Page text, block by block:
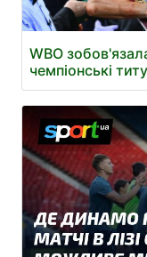
WBO
чемпіонські